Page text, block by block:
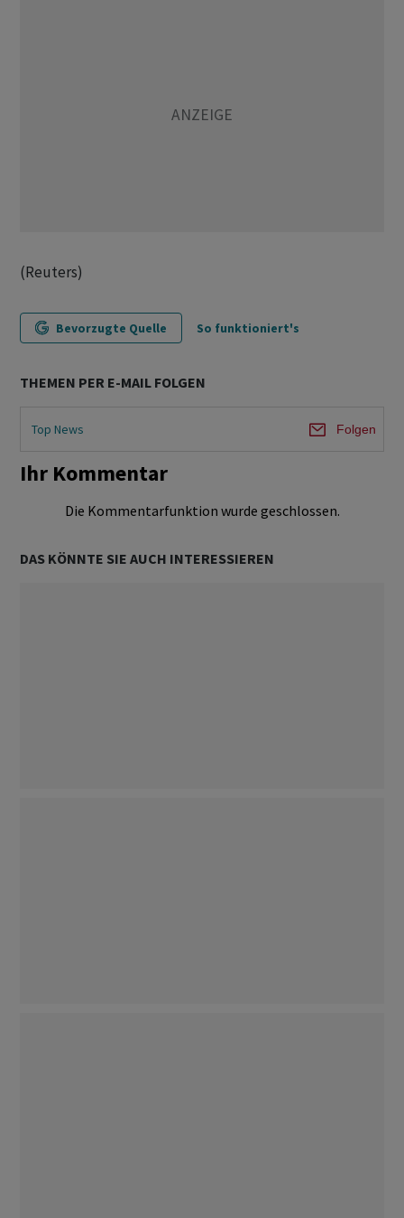
(Reuters)
Bevorzugte Quelle So funktioniert's
THEMEN PER E-MAIL FOLGEN
Top News Folgen
Ihr Kommentar
Die Kommentarfunktion wurde geschlossen.
DAS KÖNNTE SIE AUCH INTERESSIEREN